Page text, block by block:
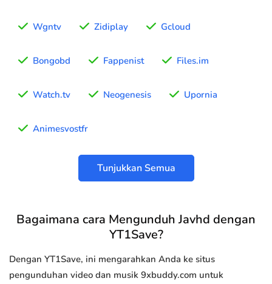
Wgntv Zidiplay Gcloud
Bongobd Fappenist Files.im
Watch.tv Neogenesis Upornia
Animesvostfr
Tunjukkan Semua
Bagaimana cara Mengunduh Javhd dengan
YT1Save?
Dengan YT1Save, ini mengarahkan Anda ke situs
pengunduhan video dan musik 9xbuddy.com untuk